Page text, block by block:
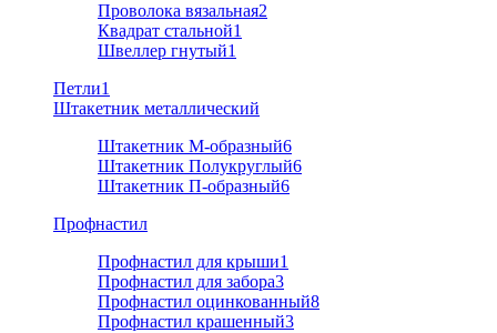
Проволока вязальная2
Квадрат стальной1
Швеллер гнутый1
Петли1
Штакетник металлический
Штакетник М-образный6
Штакетник Полукруглый6
Штакетник П-образный6
Профнастил
Профнастил для крыши1
Профнастил для забора3
Профнастил оцинкованный8
Профнастил крашенный3